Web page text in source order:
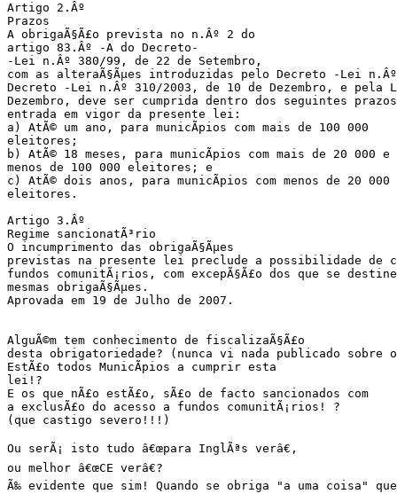
Artigo 2.Âº
Prazos
A obrigaÃ§Ã£o prevista no n.Âº 2 do
artigo 83.Âº -A do Decreto-
-Lei n.Âº 380/99, de 22 de Setembro,
com as alteraÃ§Ãµes introduzidas pelo Decreto -Lei
Decreto -Lei n.Âº 310/2003, de 10 de Dezembro, e pela
Dezembro, deve ser cumprida dentro dos seguintes
entrada em vigor da presente lei:
a) AtÃ© um ano, para municÃ­pios com mais de 100 000
eleitores;
b) AtÃ© 18 meses, para municÃ­pios com mais de 20 000 e
menos de 100 000 eleitores; e
c) AtÃ© dois anos, para municÃ­pios com menos de 20 000
eleitores.
Artigo 3.Âº
Regime sancionatÃ³rio
O incumprimento das obrigaÃ§Ãµes
previstas na presente lei preclude a possibilidade de
fundos comunitÃ¡rios, com excepÃ§Ã£o dos que se
mesmas obrigaÃ§Ãµes.
Aprovada em 19 de Julho de 2007.
AlguÃ©m tem conhecimento de fiscalizaÃ§Ã£o
desta obrigatoriedade? (nunca vi nada publicado sobre
EstÃ£o todos MunicÃ­pios a cumprir esta
lei!?
E os que nÃ£o estÃ£o, sÃ£o de facto sancionados com
a exclusÃ£o do acesso a fundos comunitÃ¡rios! ?
(que castigo severo!!!)
Ou serÃ¡ isto tudo â€œpara InglÃªs verâ€,
ou melhor â€œCE verâ€?
Ã‰ evidente que sim! Quando se obriga "a uma coisa"